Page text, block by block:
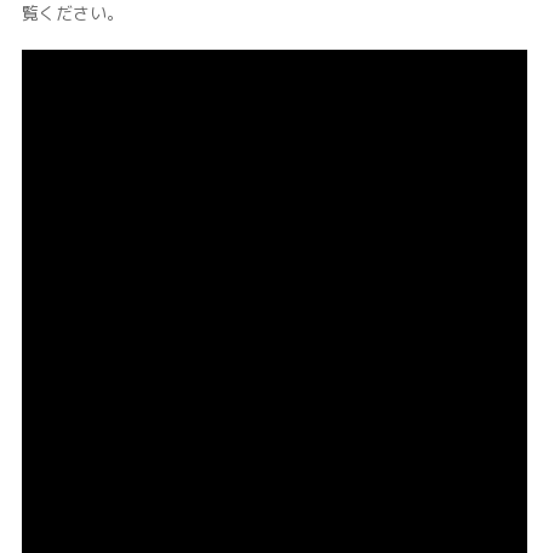
覧ください。